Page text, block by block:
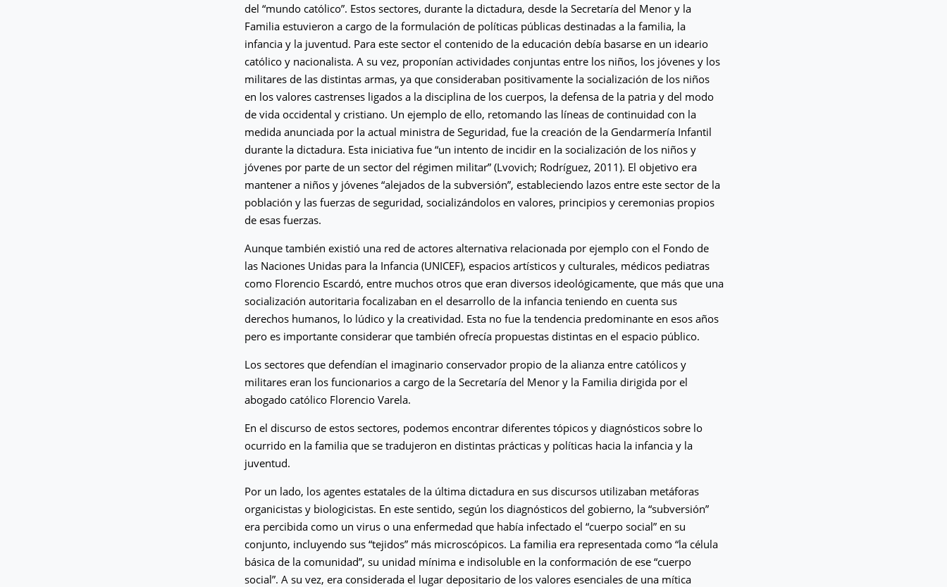
del “mundo católico”. Estos sectores, durante la dictadura, desde la Secretaría del Menor y la
Familia estuvieron a cargo de la formulación de políticas públicas destinadas a la familia, la
infancia y la juventud. Para este sector el contenido de la educación debía basarse en un ideario
católico y nacionalista. A su vez, proponían actividades conjuntas entre los niños, los jóvenes y los
militares de las distintas armas, ya que consideraban positivamente la socialización de los niños
en los valores castrenses ligados a la disciplina de los cuerpos, la defensa de la patria y del modo
de vida occidental y cristiano. Un ejemplo de ello, retomando las líneas de continuidad con la
medida anunciada por la actual ministra de Seguridad, fue la creación de la Gendarmería Infantil
durante la dictadura. Esta iniciativa fue “un intento de incidir en la socialización de los niños y
jóvenes por parte de un sector del régimen militar” (Lvovich; Rodríguez, 2011). El objetivo era
mantener a niños y jóvenes “alejados de la subversión”, estableciendo lazos entre este sector de la
población y las fuerzas de seguridad, socializándolos en valores, principios y ceremonias propios
de esas fuerzas.
Aunque también existió una red de actores alternativa relacionada por ejemplo con el Fondo de
las Naciones Unidas para la Infancia (UNICEF), espacios artísticos y culturales, médicos pediatras
como Florencio Escardó, entre muchos otros que eran diversos ideológicamente, que más que una
socialización autoritaria focalizaban en el desarrollo de la infancia teniendo en cuenta sus
derechos humanos, lo lúdico y la creatividad. Esta no fue la tendencia predominante en esos años
pero es importante considerar que también ofrecía propuestas distintas en el espacio público.
Los sectores que defendían el imaginario conservador propio de la alianza entre católicos y
militares eran los funcionarios a cargo de la Secretaría del Menor y la Familia dirigida por el
abogado católico Florencio Varela.
En el discurso de estos sectores, podemos encontrar diferentes tópicos y diagnósticos sobre lo
ocurrido en la familia que se tradujeron en distintas prácticas y políticas hacia la infancia y la
juventud.
Por un lado, los agentes estatales de la última dictadura en sus discursos utilizaban metáforas
organicistas y biologicistas. En este sentido, según los diagnósticos del gobierno, la “subversión”
era percibida como un virus o una enfermedad que había infectado el “cuerpo social” en su
conjunto, incluyendo sus “tejidos” más microscópicos. La familia era representada como “la célula
básica de la comunidad”, su unidad mínima e indisoluble en la conformación de ese “cuerpo
social”. A su vez, era considerada el lugar depositario de los valores esenciales de una mítica